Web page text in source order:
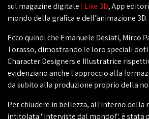
sul magazine digitale I Like 3D, App
mondo della grafica e dell’animazione 3D.
Ecco quindi che Emanuele Desiati, Mirco
Torasso, dimostrando le loro speciali
Character Designers e Illustratrice
evidenziano anche l'approccio alla
da subito alla produzione proprio della
Per chiudere in bellezza, all'interno della
intitolata "Interviste dal mondo!", è stata